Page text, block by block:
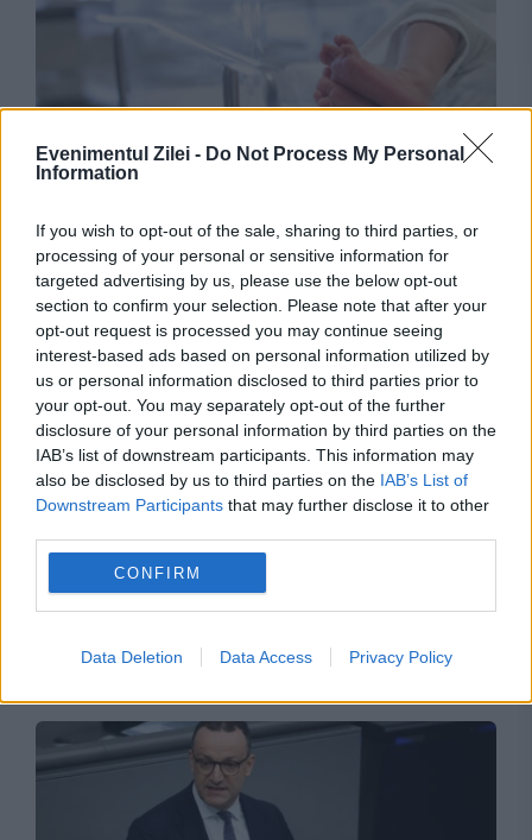
Evenimentul Zilei - Do Not Process My Personal
Information
If you wish to opt-out of the sale, sharing to third parties, or
processing of your personal or sensitive information for
targeted advertising by us, please use the below opt-out
section to confirm your selection. Please note that after your
opt-out request is processed you may continue seeing
interest-based ads based on personal information utilized by
us or personal information disclosed to third parties prior to
your opt-out. You may separately opt-out of the further
disclosure of your personal information by third parties on the
IAB’s list of downstream participants. This information may
also be disclosed by us to third parties on the IAB’s List of
Downstream Participants that may further disclose it to other
CONFIRM
Data Deletion Data Access Privacy Policy
O ieșeancă a devenit mamă la 55 de ani. Caz
unic în istoria maternității din oraș
EVENIMENTUL ISTORIC
Drama, exilul interior și ultimul drum spre casă